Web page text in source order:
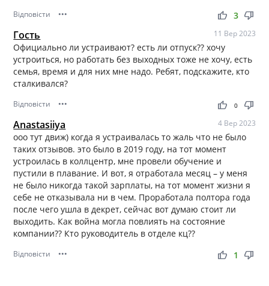
Відповісти ••• thumb_up thumb_down
3
Гость 11 Вер 2023
Официально ли устраивают? есть ли отпуск?? хочу
устроиться, но работать без выходных тоже не хочу, есть
семья, время и для них мне надо. Ребят, подскажите, кто
сталкивался?
Відповісти ••• thumb_up thumb_down
0
Anastasiiya 4 Вер 2023
ооо тут движ) когда я устраивалась то жаль что не было
таких отзывов. это было в 2019 году, на тот момент
устроилась в коллцентр, мне провели обучение и
пустили в плавание. И вот, я отработала месяц – у меня
не было никогда такой зарплаты, на тот момент жизни я
себе не отказывала ни в чем. Проработала полтора года
после чего ушла в декрет, сейчас вот думаю стоит ли
выходить. Как война могла повлиять на состояние
компании?? Кто руководитель в отделе кц??
Відповісти ••• thumb_up thumb_down
1